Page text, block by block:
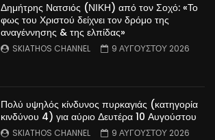
Δημήτρης Νατσιός (ΝΙΚΗ) από τον Σοχό: «Το
φως του Χριστού δείχνει τον δρόμο της
αναγέννησης & της ελπίδας»
SKIATHOS CHANNEL 9 ΑΥΓΟΥΣΤΟΥ 2026
Πολύ υψηλός κίνδυνος πυρκαγιάς (κατηγορία
κινδύνου 4) για αύριο Δευτέρα 10 Αυγούστου
SKIATHOS CHANNEL 9 ΑΥΓΟΥΣΤΟΥ 2026